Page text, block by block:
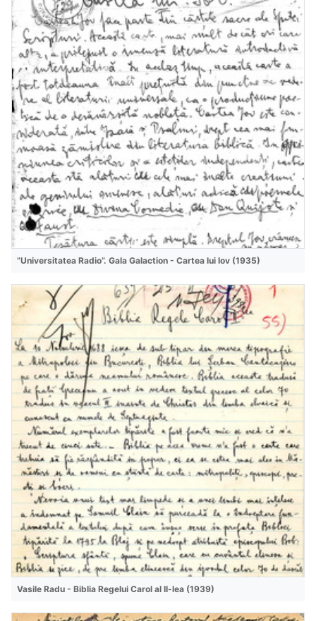
”Universitatea Radio”. Gala Galaction - Cartea lui Iov (1935)
Vasile Radu - Biblia Regelui Carol al II-lea (1939)